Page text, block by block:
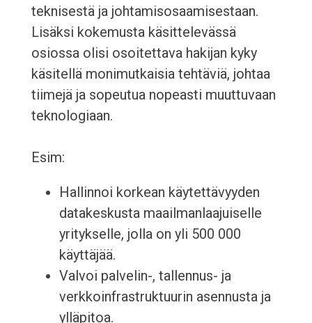
teknisestä ja johtamisosaamisestaan.
Lisäksi kokemusta käsittelevässä
osiossa olisi osoitettava hakijan kyky
käsitellä monimutkaisia tehtäviä, johtaa
tiimejä ja sopeutua nopeasti muuttuvaan
teknologiaan.
Esim:
Hallinnoi korkean käytettävyyden
datakeskusta maailmanlaajuiselle
yritykselle, jolla on yli 500 000
käyttäjää.
Valvoi palvelin-, tallennus- ja
verkkoinfrastruktuurin asennusta ja
ylläpitoa.